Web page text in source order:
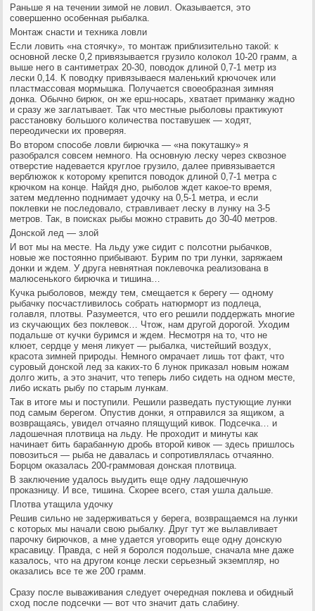
Раньше я на течении зимой не ловил. Оказывается, это
совершенно особенная рыбалка.
Монтаж снасти и техника ловли
Если ловить «на стоячку», то монтаж приблизительно такой: к
основной леске 0,2 привязывается грузило колокол 10-20 грамм, а
выше него в сантиметрах 20-30, поводок длиной 0,7-1 метр из
лески 0,14. К поводку привязываеся маленький крючочек или
пластмассовая мормышка. Получается своеобразная зимняя
донка. Обычно бирюк, он же ерш-носарь, хватает приманку жадно
и сразу же заглатывает. Так что местные рыболовы практикуют
расстановку большого количества поставушек — ходят,
переодически их проверяя.
Во втором способе ловли бирючка — «на покуташку» я
разобрался совсем немного. На основную леску через сквозное
отверстие надевается круглое грузило, далее привязывается
верблюжок к которому крепится поводок длиной 0,7-1 метра с
крючком на конце. Найдя дно, рыболов ждет какое-то время,
затем медленно поднимает удочку на 0,5-1 метра, и если
поклевки не последовало, стравливает леску в лунку на 3-5
метров. Так, в поисках рыбы можно стравить до 30-40 метров.
Донской лед — злой
И вот мы на месте. На льду уже сидит с полсотни рыбачков,
новые же постоянно прибывают. Бурим по три лунки, заряжаем
донки и ждем. У друга невнятная поклевочка реализована в
малюсенького бирючка и тишина…
Кучка рыболовов, между тем, смещается к берегу — одному
рыбачку посчастливилось собрать натюрморт из подлеца,
голавля, плотвы. Разумеется, что его решили поддержать многие
из скучающих без поклевок… Чтож, нам другой дорогой. Уходим
подальше от кучки буримся и ждем. Несмотря на то, что не
клюет, сердце у меня ликует — рыбалка, чистейший воздух,
красота зимней природы. Немного омрачает лишь тот факт, что
суровый донской лед за каких-то 6 лунок приказал новым ножам
долго жить, а это значит, что теперь либо сидеть на одном месте,
либо искать рыбу по старым лункам.
Так в итоге мы и поступили. Решили разведать пустующие лунки
под самым берегом. Опустив донки, я отправился за ящиком, а
возвращаясь, увидел отчаяно плящущий кивок. Подсечка… и
ладошечная плотвица на льду. Не проходит и минуты как
начинает бить барабанную дробь второй кивок — здесь пришлось
повозиться — рыба не давалась и сопротивлялась отчаянно.
Борцом оказалась 200-граммовая донская плотвица.
В заключение удалось выудить еще одну ладошечную
проказницу. И все, тишина. Скорее всего, стая ушла дальше.
Плотва утащила удочку
Решив сильно не задерживаться у берега, возвращаемся на лунки
с которых мы начали свою рыбалку. Друг тут же вылавливает
парочку бирючков, а мне удается уговорить еще одну донскую
красавицу. Правда, с ней я боролся подольше, сначала мне даже
казалось, что на другом конце лески серьезный экземпляр, но
оказались все те же 200 грамм.
Сразу после вываживания следует очередная поклева и обидный
сход после подсечки — вот что значит дать слабину.